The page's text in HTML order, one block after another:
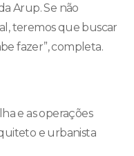
Arup. Se não
teremos que buscar
fazer”, completa.
e as operações
e urbanista